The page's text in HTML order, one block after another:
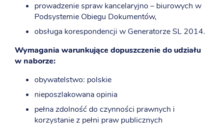
prowadzenie spraw kancelaryjno – biurowych w
Podsystemie Obiegu Dokumentów,
obsługa korespondencji w Generatorze SL 2014.
Wymagania warunkujące dopuszczenie do udziału
w naborze:
obywatelstwo: polskie
nieposzlakowana opinia
pełna zdolność do czynności prawnych i
korzystanie z pełni praw publicznych